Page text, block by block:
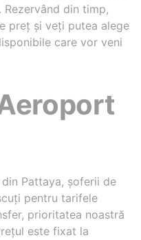
din timp,
preț și veți putea alege
care vor veni
Pattaya, șoferii de
pentru tarifele
prioritatea noastră
este fixat la